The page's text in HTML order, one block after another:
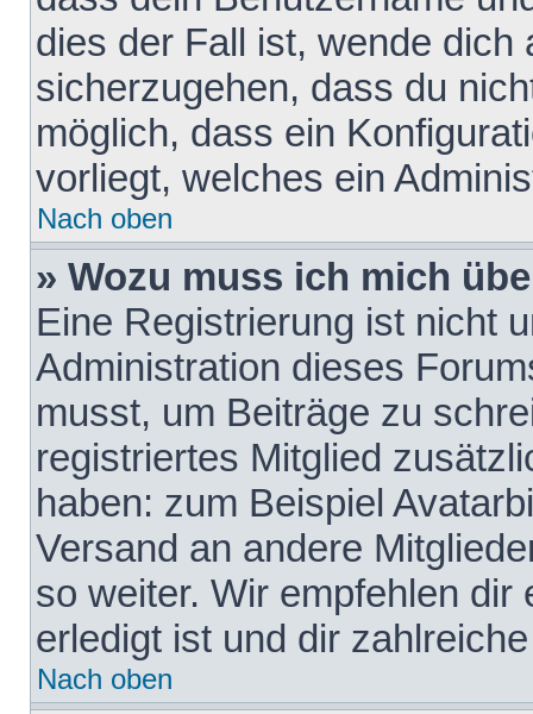
dies der Fall ist, wende dich
sicherzugehen, dass du
möglich, dass ein
vorliegt, welches ein
Nach oben
» Wozu muss ich mich
Eine Registrierung ist nicht
Administration dieses
musst, um Beiträge zu
registriertes Mitglied
haben: zum Beispiel
Versand an andere
so weiter. Wir empfehlen
erledigt ist und dir
Nach oben